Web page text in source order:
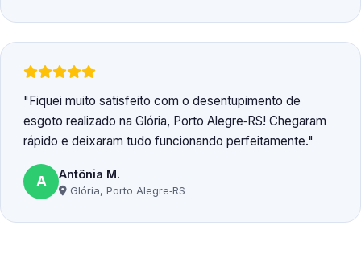
Fiquei muito satisfeito com o desentupimento de
esgoto realizado na Glória, Porto Alegre‑RS! Chegaram
rápido e deixaram tudo funcionando perfeitamente.
A Antônia M.
Glória, Porto Alegre‑RS